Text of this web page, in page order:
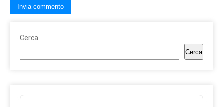
Cerca
Cerca